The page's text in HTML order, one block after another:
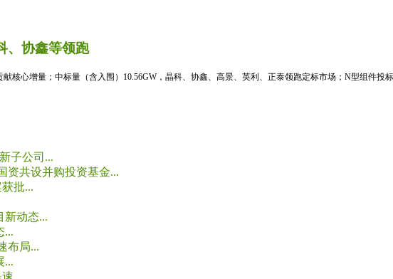
、协鑫等领跑
核心增量；中标量（含入围）10.56GW，晶科、协鑫、高景、英利、正泰领跑定标市场；N型组件投
子公司...
资共设并购投资基金...
批...
新动态...
...
布局...
...
...